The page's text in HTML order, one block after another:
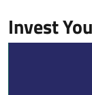
Invest